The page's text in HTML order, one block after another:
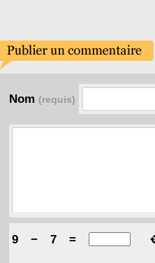
Nom (requis)
9 − 7 =